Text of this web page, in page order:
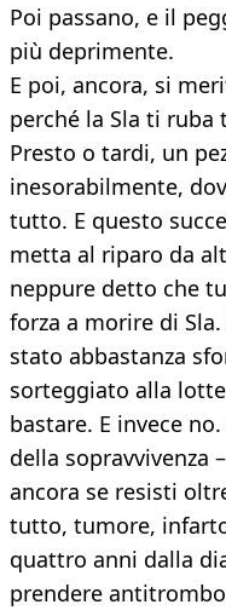
Poi passano, e il
più deprimente.
E poi, ancora, si
perché la Sla ti ruba
Presto o tardi, un
inesorabilmente,
tutto. E questo
metta al riparo da
neppure detto che
forza a morire di
stato abbastanza
sorteggiato alla
bastare. E invece
della sopravvivenza
ancora se resisti
tutto, tumore,
quattro anni dalla
prendere